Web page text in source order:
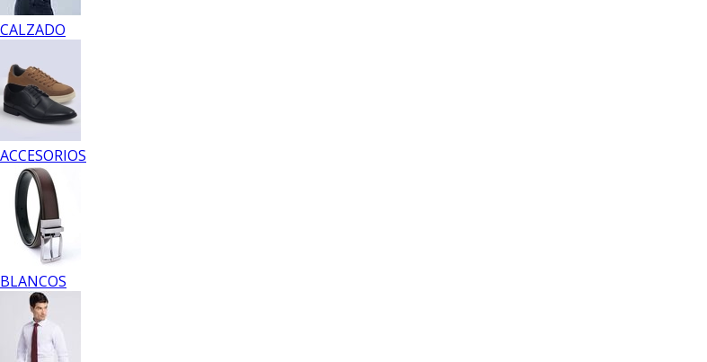
CALZADO
ACCESORIOS
BLANCOS